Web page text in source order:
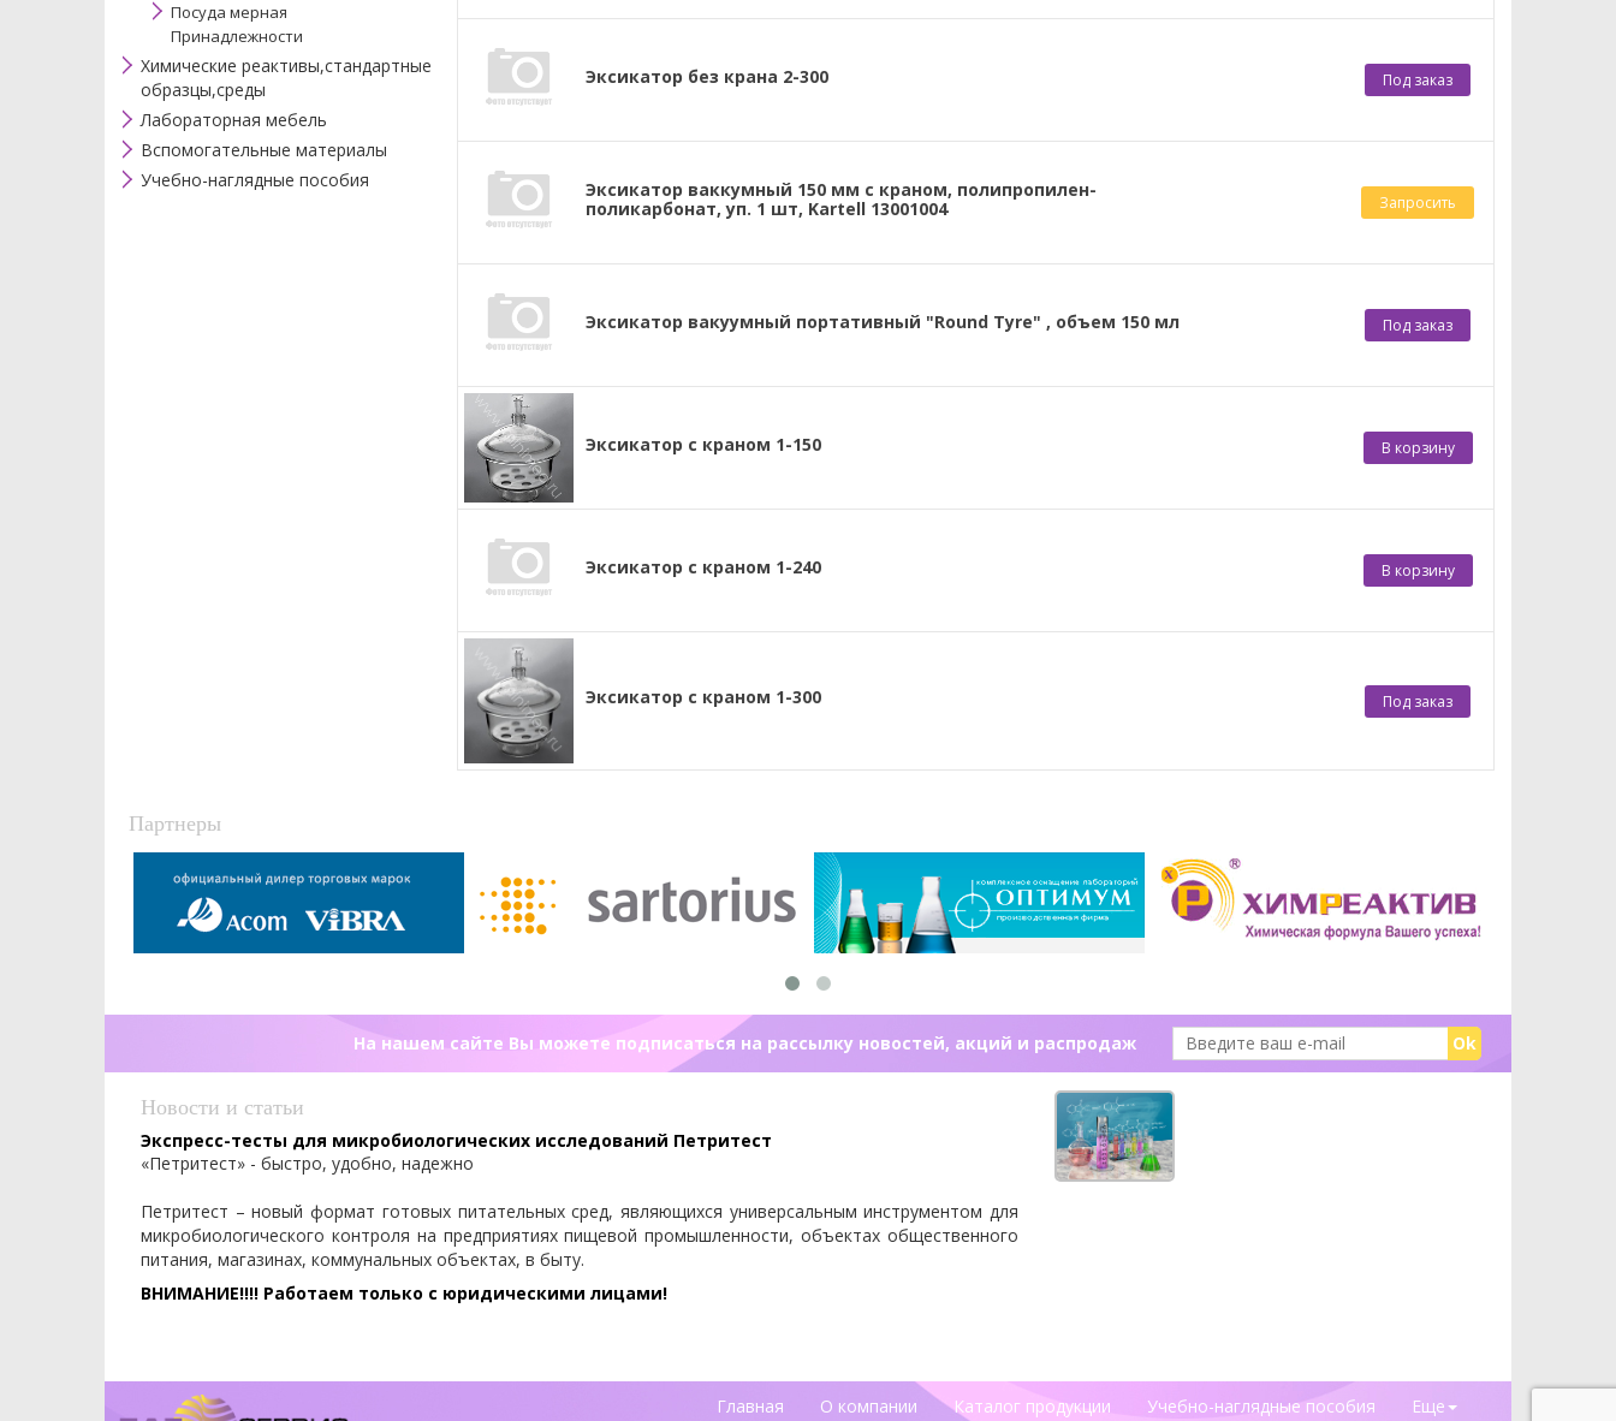
Посуда мерная
Принадлежности
Химические реактивы,стандартные
образцы,среды
Лабораторная мебель
Вспомогательные материалы
Учебно-наглядные пособия
Эксикатор без крана 2-300 Под заказ
Эксикатор ваккумный 150 мм с краном, полипропилен-
поликарбонат, уп. 1 шт, Kartell 13001004
Запросить
Эксикатор вакуумный портативный "Round Tyre" , объем 150 мл Под заказ
Эксикатор с краном 1-150 В корзину
Эксикатор с краном 1-240 В корзину
Эксикатор с краном 1-300 Под заказ
Партнеры
На нашем сайте Вы можете подписаться на рассылку новостей, акций и распродаж Ok
Новости и статьи
Экспресс-тесты для микробиологических исследований Петритест
«Петритест» - быстро, удобно, надежно
Петритест – новый формат готовых питательных сред, являющихся универсальным инструментом для
микробиологического контроля на предприятиях пищевой промышленности, объектах общественного
питания, магазинах, коммунальных объектах, в быту.
ВНИМАНИЕ!!!! Работаем только с юридическими лицами!
Главная О компании Каталог продукции Учебно-наглядные пособия Еще